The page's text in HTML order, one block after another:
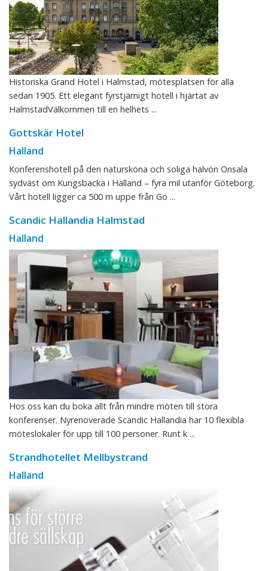
Historiska Grand Hotel i Halmstad, mötesplatsen för alla
sedan 1905. Ett elegant fyrstjärnigt hotell i hjärtat av
HalmstadVälkommen till en helhets ...
Gottskär Hotel
Halland
Konferenshotell på den natursköna och soliga halvön Onsala
sydväst om Kungsbacka i Halland – fyra mil utanför Göteborg.
Vårt hotell ligger ca 500 m uppe från Go ...
Scandic Hallandia Halmstad
Halland
Hos oss kan du boka allt från mindre möten till stora
konferenser. Nyrenoverade Scandic Hallandia har 10 flexibla
möteslokaler för upp till 100 personer. Runt k ...
Strandhotellet Mellbystrand
Halland